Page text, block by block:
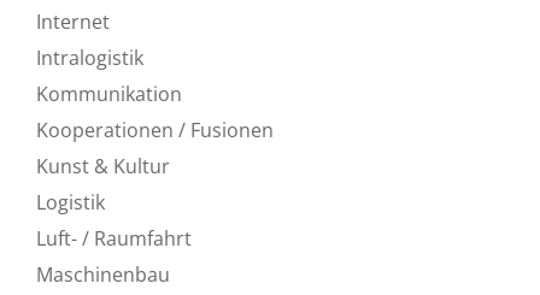
Internet
Intralogistik
Kommunikation
Kooperationen / Fusionen
Kunst & Kultur
Logistik
Luft- / Raumfahrt
Maschinenbau